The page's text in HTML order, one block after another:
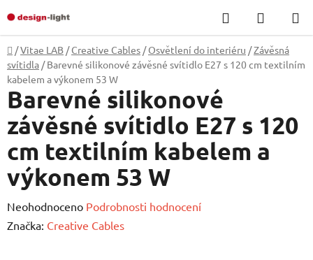
na
obsah
Hledat
KOŠÍK
Domů
/Vitae LAB / Creative Cables / Osvětlení do interiéru /Závěsná
svítidla / Barevné silikonové závěsné svítidlo E27 s 120 cm textilním
kabelem a výkonem 53 W
Barevné silikonové
závěsné svítidlo E27 s 120
cm textilním kabelem a
výkonem 53 W
Průměrné
hodnocení
Neohodnoceno Podrobnosti hodnocení
Značka: Creative Cables